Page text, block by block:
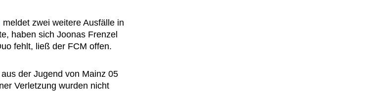
meldet zwei weitere Ausfälle in
haben sich Joonas Frenzel
fehlt, ließ der FCM offen.
der Jugend von Mainz 05
Verletzung wurden nicht